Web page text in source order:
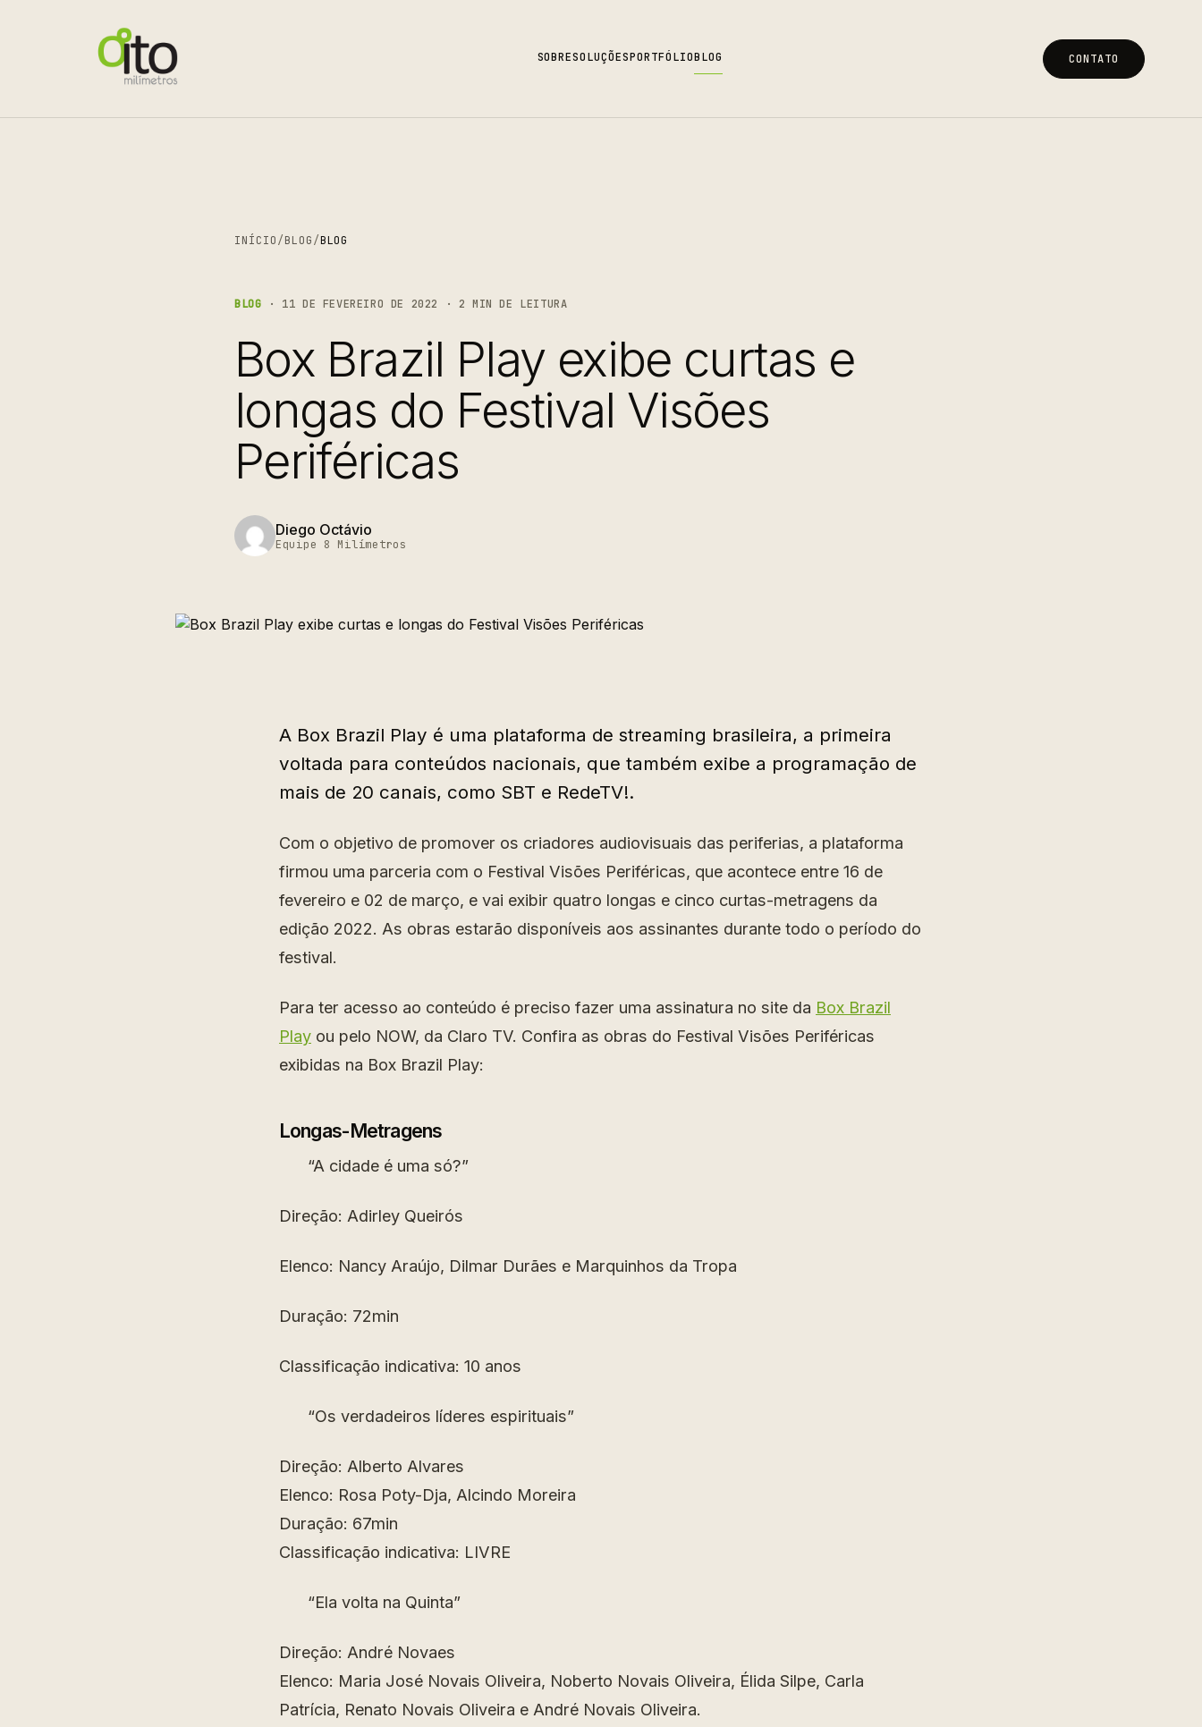
SOBRESOLUÇÕESPORTFÓLIOBLOG CONTATO
INÍCIO/BLOG/BLOG
BLOG · 11 DE FEVEREIRO DE 2022 · 2 MIN DE LEITURA
Box Brazil Play exibe curtas e
longas do Festival Visões
Periféricas
Diego Octávio
Equipe 8 Milímetros
A Box Brazil Play é uma plataforma de streaming brasileira, a primeira
voltada para conteúdos nacionais, que também exibe a programação de
mais de 20 canais, como SBT e RedeTV!.
Com o objetivo de promover os criadores audiovisuais das periferias, a plataforma
firmou uma parceria com o Festival Visões Periféricas, que acontece entre 16 de
fevereiro e 02 de março, e vai exibir quatro longas e cinco curtas-metragens da
edição 2022. As obras estarão disponíveis aos assinantes durante todo o período do
festival.
Para ter acesso ao conteúdo é preciso fazer uma assinatura no site da Box Brazil
Play ou pelo NOW, da Claro TV. Confira as obras do Festival Visões Periféricas
exibidas na Box Brazil Play:
Longas-Metragens
“A cidade é uma só?”
Direção: Adirley Queirós
Elenco: Nancy Araújo, Dilmar Durães e Marquinhos da Tropa
Duração: 72min
Classificação indicativa: 10 anos
“Os verdadeiros líderes espirituais”
Direção: Alberto Alvares
Elenco: Rosa Poty-Dja, Alcindo Moreira
Duração: 67min
Classificação indicativa: LIVRE
“Ela volta na Quinta”
Direção: André Novaes
Elenco: Maria José Novais Oliveira, Noberto Novais Oliveira, Élida Silpe, Carla
Patrícia, Renato Novais Oliveira e André Novais Oliveira.